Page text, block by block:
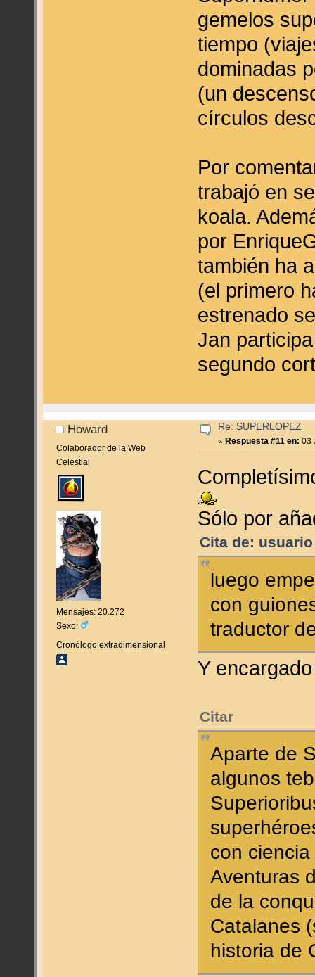
gemelos
tiempo
dominadas
(un
círculos
Por
trabajó en
koala.
por
también ha
(el primero
estrenado
Jan
segundo
Howard
Colaborador de la Web
Celestial
Mensajes: 20.272
Sexo:
Cronólogo extradimensional
Re: SUPERLOPEZ
« Respuesta #11 en: 03
Sólo por
Cita de:
luego
con
traductor
Y
Citar
Aparte de
algunos
con
Aventuras
de la
Catalanes
historia de